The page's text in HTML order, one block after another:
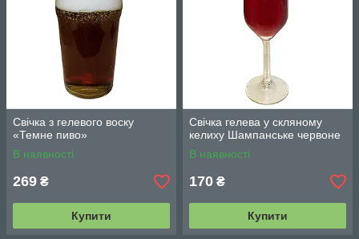
Свічка з гелевого воску
«Темне пиво»
В наявності
269 ₴
Купити
Свічка гелева у скляному
келиху Шампанське червоне
В наявності
170 ₴
Купити